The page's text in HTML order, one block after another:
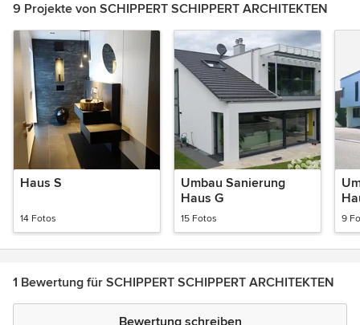
9 Projekte von SCHIPPERT SCHIPPERT ARCHITEKTEN
Haus S
14 Fotos
Umbau Sanierung
Haus G
15 Fotos 9
1 Bewertung für SCHIPPERT SCHIPPERT ARCHITEKTEN
Bewertung schreiben